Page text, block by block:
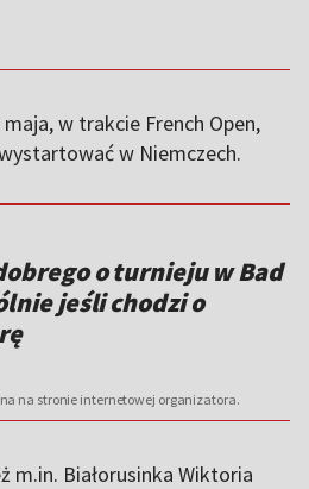
w trakcie French Open,
w Niemczech.
o turnieju w Bad
jeśli chodzi o
na stronie internetowej organizatora.
m.in. Białorusinka Wiktoria